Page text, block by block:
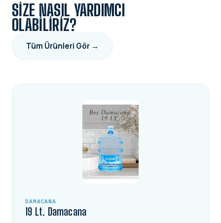
SIZE NASIL YARDIMCI
OLABILIRIZ?
Tüm Ürünleri Gör →
DAMACANA
19 Lt. Damacana